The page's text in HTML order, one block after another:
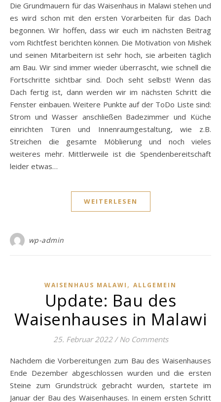
Die Grundmauern für das Waisenhaus in Malawi stehen und
es wird schon mit den ersten Vorarbeiten für das Dach
begonnen. Wir hoffen, dass wir euch im nächsten Beitrag
vom Richtfest berichten können. Die Motivation von Mishek
und seinen Mitarbeitern ist sehr hoch, sie arbeiten täglich
am Bau. Wir sind immer wieder überrascht, wie schnell die
Fortschritte sichtbar sind. Doch seht selbst! Wenn das
Dach fertig ist, dann werden wir im nächsten Schritt die
Fenster einbauen. Weitere Punkte auf der ToDo Liste sind:
Strom und Wasser anschließen Badezimmer und Küche
einrichten Türen und Innenraumgestaltung, wie z.B.
Streichen die gesamte Möblierung und noch vieles
weiteres mehr. Mittlerweile ist die Spendenbereitschaft
leider etwas…
WEITERLESEN
wp-admin
WAISENHAUS MALAWI , ALLGEMEIN
Update: Bau des
Waisenhauses in Malawi
25. Februar 2022 / No Comments
Nachdem die Vorbereitungen zum Bau des Waisenhauses
Ende Dezember abgeschlossen wurden und die ersten
Steine zum Grundstrück gebracht wurden, startete im
Januar der Bau des Waisenhauses. In einem ersten Schritt